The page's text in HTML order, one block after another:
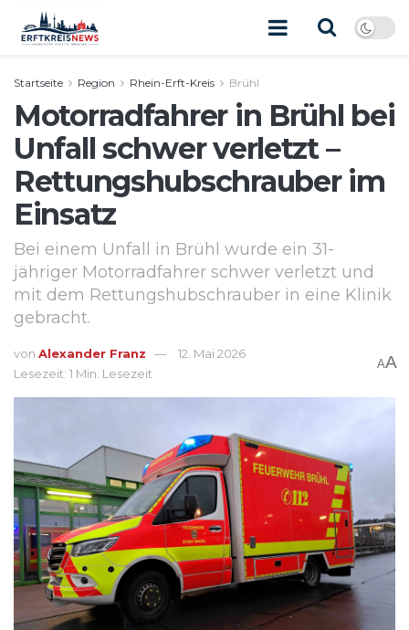
Startseite Region Rhein-Erft-Kreis Brühl
Motorradfahrer in Brühl bei
Unfall schwer verletzt –
Rettungshubschrauber im
Einsatz
Bei einem Unfall in Brühl wurde ein 31-
jähriger Motorradfahrer schwer verletzt und
mit dem Rettungshubschrauber in eine Klinik
gebracht.
von Alexander Franz
12. Mai 2026
Lesezeit: 1 Min. Lesezeit
AA